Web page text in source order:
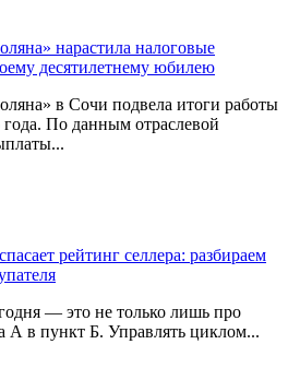
нарастила налоговые
десятилетнему юбилею
в Сочи подвела итоги работы
года. По данным отраслевой
рейтинг селлера: разбираем
— это не только лишь про
А в пункт Б. Управлять циклом...